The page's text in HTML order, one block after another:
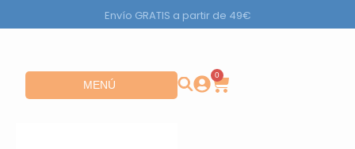
al
Envío GRATIS a partir de 49€
MENÚ Abrir MENÚ 0
Carrito